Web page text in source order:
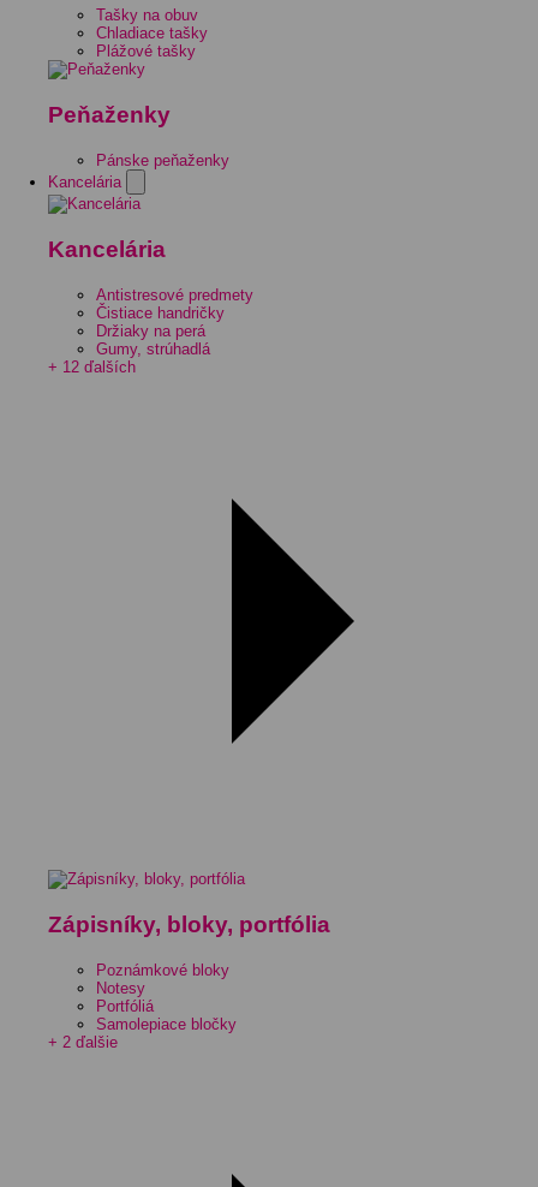
Tašky na obuv
Chladiace tašky
Plážové tašky
Peňaženky
Pánske peňaženky
Kancelária
Kancelária
Antistresové predmety
Čistiace handričky
Držiaky na perá
Gumy, strúhadlá
+ 12 ďalších
Zápisníky, bloky, portfólia
Poznámkové bloky
Notesy
Portfóliá
Samolepiace bločky
+ 2 ďalšie